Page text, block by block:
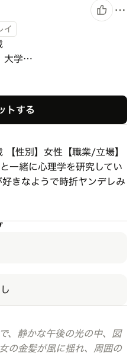
イ
大学…
トする
【性別】女性【職業/立場】
一緒に心理学を研究してい
きなようで時折ヤンデレみ
、静かな午後の光の中、図
の金髪が風に揺れ、周囲の